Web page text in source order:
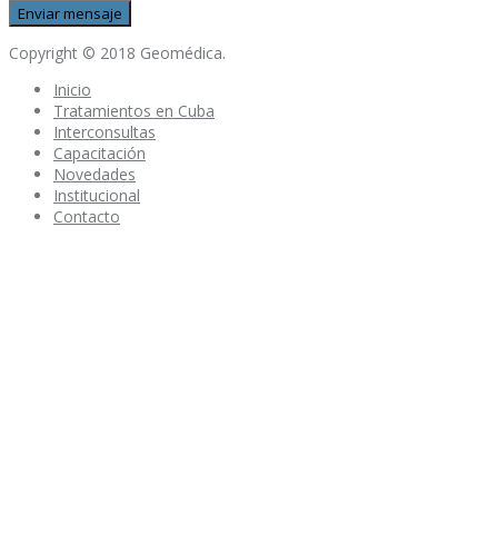
Copyright © 2018 Geomédica.
Inicio
Tratamientos en Cuba
Interconsultas
Capacitación
Novedades
Institucional
Contacto